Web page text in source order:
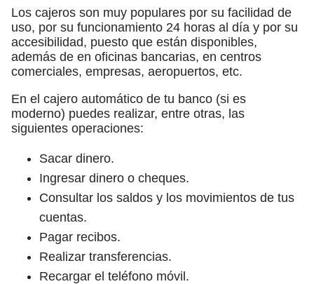
Los cajeros son muy populares por su facilidad de
uso, por su funcionamiento 24 horas al día y por su
accesibilidad, puesto que están disponibles,
además de en oficinas bancarias, en centros
comerciales, empresas, aeropuertos, etc.
En el cajero automático de tu banco (si es
moderno) puedes realizar, entre otras, las
siguientes operaciones:
Sacar dinero.
Ingresar dinero o cheques.
Consultar los saldos y los movimientos de tus
cuentas.
Pagar recibos.
Realizar transferencias.
Recargar el teléfono móvil.